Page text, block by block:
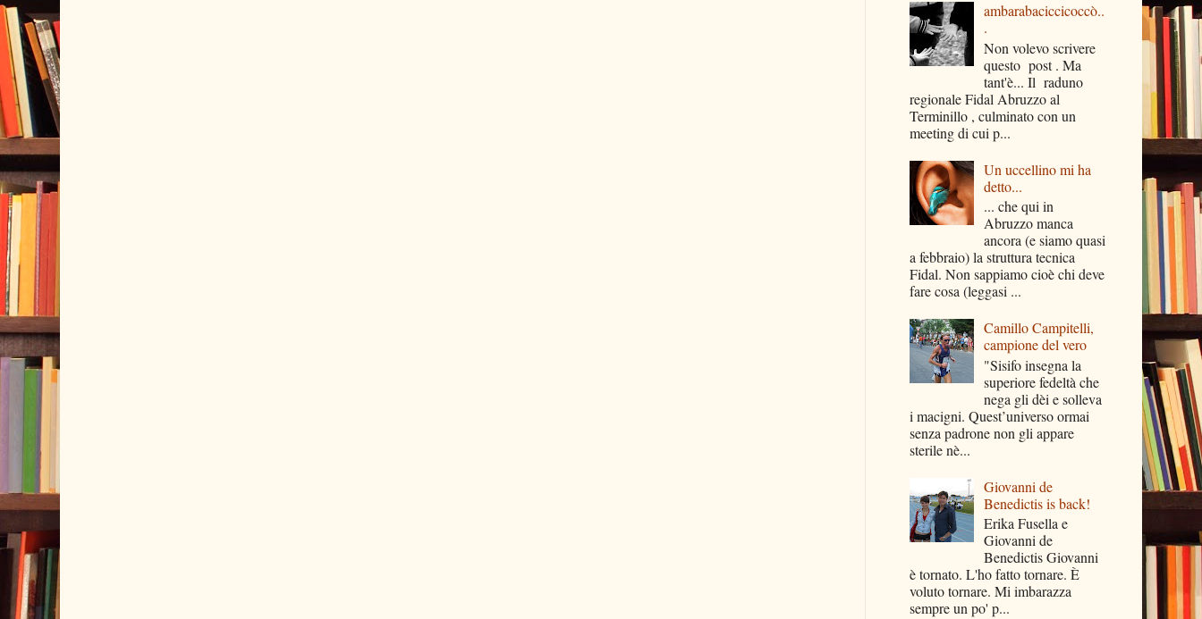
ambarabaciccicoccò..
.
Non volevo scrivere
questo post . Ma
tant'è... Il raduno
regionale Fidal Abruzzo al
Terminillo , culminato con un
meeting di cui p...
Un uccellino mi ha
detto...
... che qui in
Abruzzo manca
ancora (e siamo quasi
a febbraio) la struttura tecnica
Fidal. Non sappiamo cioè chi deve
fare cosa (leggasi ...
Camillo Campitelli,
campione del vero
"Sisifo insegna la
superiore fedeltà che
nega gli dèi e solleva
i macigni. Quest’universo ormai
senza padrone non gli appare
sterile nè...
Giovanni de
Benedictis is back!
Erika Fusella e
Giovanni de
Benedictis Giovanni
è tornato. L'ho fatto tornare. È
voluto tornare. Mi imbarazza
sempre un po' p...